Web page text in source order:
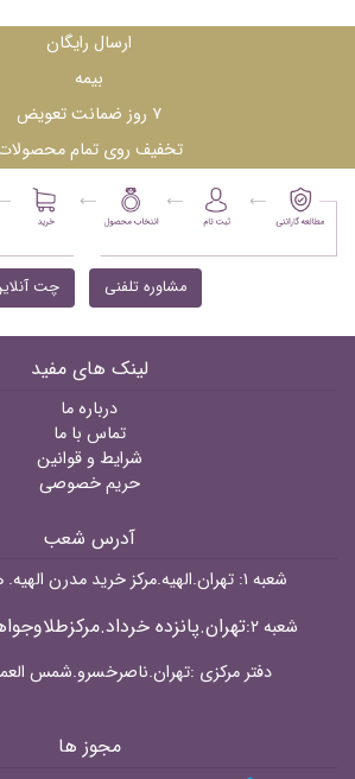
ارسال رایگان
بیمه
۷ روز ضمانت تعویض
تخفیف روی تمام
مشاوره تلفنی چت
لینک های مفید
درباره ما
تماس با ما
شرایط و قوانین
حریم خصوصی
آدرس شعب
شعبه ۱: تهران.الهیه.مرکز خرید مدرن الهیه. همکف
شعبه ۲: تهران.پانزده
دفتر مرکزی :تهران.ناصرخسرو.شمس
مجوز ها